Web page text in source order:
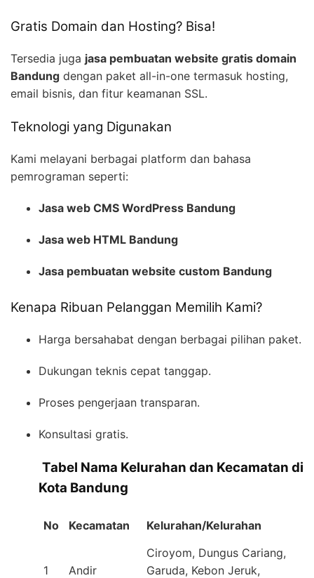
Gratis Domain dan Hosting? Bisa!
Tersedia juga jasa pembuatan website gratis domain
Bandung dengan paket all-in-one termasuk hosting,
email bisnis, dan fitur keamanan SSL.
Teknologi yang Digunakan
Kami melayani berbagai platform dan bahasa
pemrograman seperti:
Jasa web CMS WordPress Bandung
Jasa web HTML Bandung
Jasa pembuatan website custom Bandung
Kenapa Ribuan Pelanggan Memilih Kami?
Harga bersahabat dengan berbagai pilihan paket.
Dukungan teknis cepat tanggap.
Proses pengerjaan transparan.
Konsultasi gratis.
Tabel Nama Kelurahan dan Kecamatan di
Kota Bandung
No Kecamatan Kelurahan/Kelurahan
1 Andir
Ciroyom, Dungus Cariang,
Garuda, Kebon Jeruk,